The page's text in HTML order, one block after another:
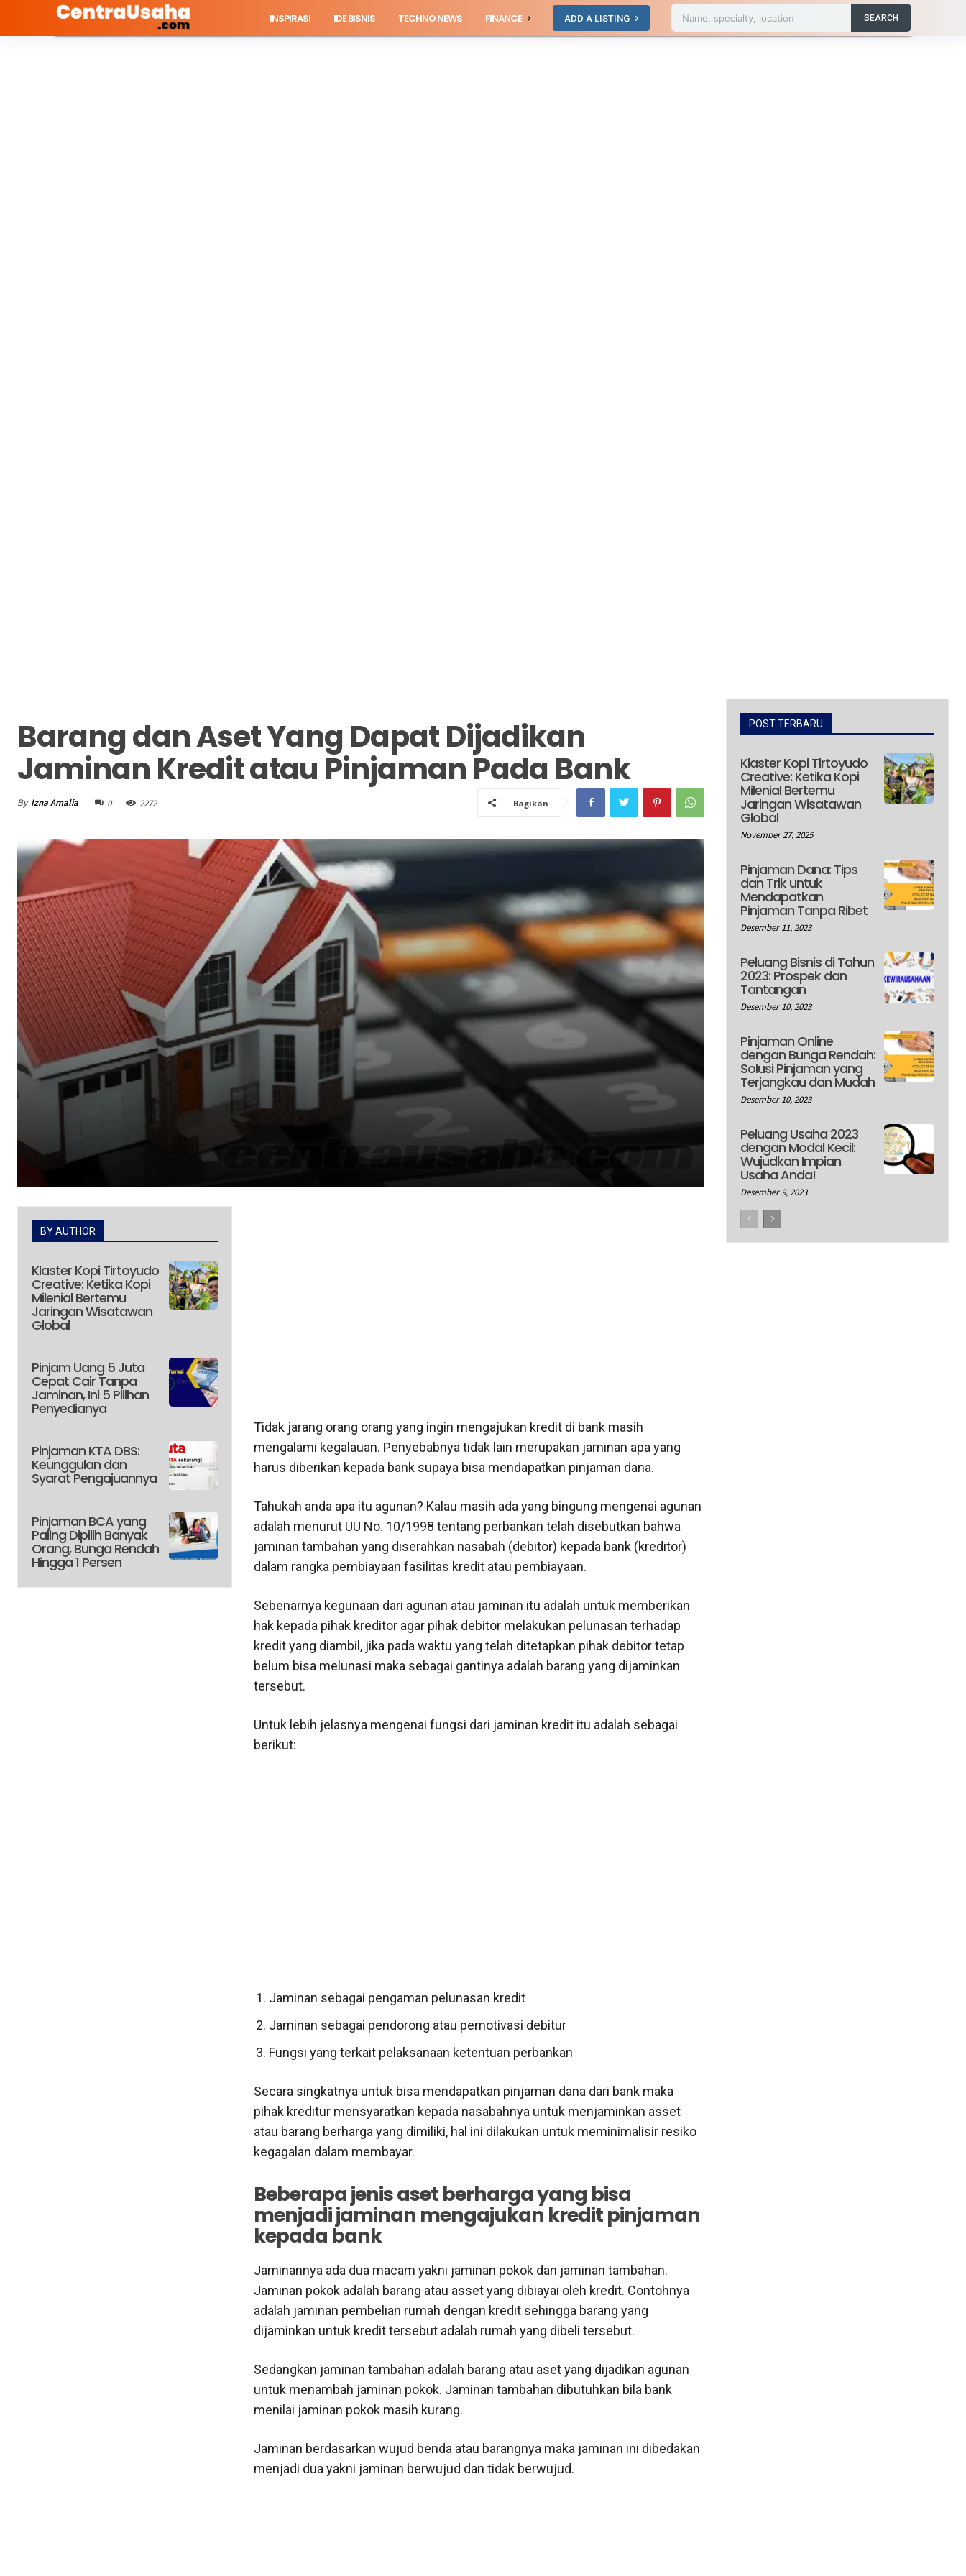
INSPIRASI IDE BISNIS TECHNO NEWS FINANCE ADD A LISTING Name, specialty, location SEARCH
Barang dan Aset Yang Dapat Dijadikan
Jaminan Kredit atau Pinjaman Pada Bank
By Izna Amalia 0 2272 Bagikan
BY AUTHOR
Klaster Kopi Tirtoyudo
Creative: Ketika Kopi
Milenial Bertemu
Jaringan Wisatawan
Global
Pinjam Uang 5 Juta
Cepat Cair Tanpa
Jaminan, Ini 5 Pilihan
Penyedianya
Pinjaman KTA DBS:
Keunggulan dan
Syarat Pengajuannya
Pinjaman BCA yang
Paling Dipilih Banyak
Orang, Bunga Rendah
Hingga 1 Persen
Tidak jarang orang orang yang ingin mengajukan kredit di bank masih
mengalami kegalauan. Penyebabnya tidak lain merupakan jaminan apa yang
harus diberikan kepada bank supaya bisa mendapatkan pinjaman dana.
Tahukah anda apa itu agunan? Kalau masih ada yang bingung mengenai agunan
adalah menurut UU No. 10/1998 tentang perbankan telah disebutkan bahwa
jaminan tambahan yang diserahkan nasabah (debitor) kepada bank (kreditor)
dalam rangka pembiayaan fasilitas kredit atau pembiayaan.
Sebenarnya kegunaan dari agunan atau jaminan itu adalah untuk memberikan
hak kepada pihak kreditor agar pihak debitor melakukan pelunasan terhadap
kredit yang diambil, jika pada waktu yang telah ditetapkan pihak debitor tetap
belum bisa melunasi maka sebagai gantinya adalah barang yang dijaminkan
tersebut.
Untuk lebih jelasnya mengenai fungsi dari jaminan kredit itu adalah sebagai
berikut:
Jaminan sebagai pengaman pelunasan kredit
Jaminan sebagai pendorong atau pemotivasi debitur
Fungsi yang terkait pelaksanaan ketentuan perbankan
Secara singkatnya untuk bisa mendapatkan pinjaman dana dari bank maka
pihak kreditur mensyaratkan kepada nasabahnya untuk menjaminkan asset
atau barang berharga yang dimiliki, hal ini dilakukan untuk meminimalisir resiko
kegagalan dalam membayar.
Beberapa jenis aset berharga yang bisa
menjadi jaminan mengajukan kredit pinjaman
kepada bank
Jaminannya ada dua macam yakni jaminan pokok dan jaminan tambahan.
Jaminan pokok adalah barang atau asset yang dibiayai oleh kredit. Contohnya
adalah jaminan pembelian rumah dengan kredit sehingga barang yang
dijaminkan untuk kredit tersebut adalah rumah yang dibeli tersebut.
Sedangkan jaminan tambahan adalah barang atau aset yang dijadikan agunan
untuk menambah jaminan pokok. Jaminan tambahan dibutuhkan bila bank
menilai jaminan pokok masih kurang.
Jaminan berdasarkan wujud benda atau barangnya maka jaminan ini dibedakan
menjadi dua yakni jaminan berwujud dan tidak berwujud.
POST TERBARU
Klaster Kopi Tirtoyudo
Creative: Ketika Kopi
Milenial Bertemu
Jaringan Wisatawan
Global
November 27, 2025
Pinjaman Dana: Tips
dan Trik untuk
Mendapatkan
Pinjaman Tanpa Ribet
Desember 11, 2023
Peluang Bisnis di Tahun
2023: Prospek dan
Tantangan
Desember 10, 2023
Pinjaman Online
dengan Bunga Rendah:
Solusi Pinjaman yang
Terjangkau dan Mudah
Desember 10, 2023
Peluang Usaha 2023
dengan Modal Kecil:
Wujudkan Impian
Usaha Anda!
Desember 9, 2023